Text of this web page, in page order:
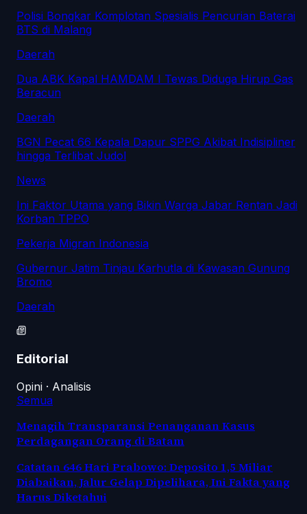
Polisi Bongkar Komplotan Spesialis Pencurian Baterai
BTS di Malang
Daerah
Dua ABK Kapal HAMDAM I Tewas Diduga Hirup Gas
Beracun
Daerah
BGN Pecat 66 Kepala Dapur SPPG Akibat Indisipliner
hingga Terlibat Judol
News
Ini Faktor Utama yang Bikin Warga Jabar Rentan Jadi
Korban TPPO
Pekerja Migran Indonesia
Gubernur Jatim Tinjau Karhutla di Kawasan Gunung
Bromo
Daerah
Editorial
Opini · Analisis
Semua
Menagih Transparansi Penanganan Kasus
Perdagangan Orang di Batam
Catatan 646 Hari Prabowo: Deposito 1,5 Miliar
Diabaikan, Jalur Gelap Dipelihara, Ini Fakta yang
Harus Diketahui